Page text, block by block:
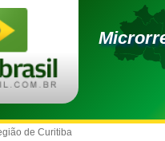
de Curitiba